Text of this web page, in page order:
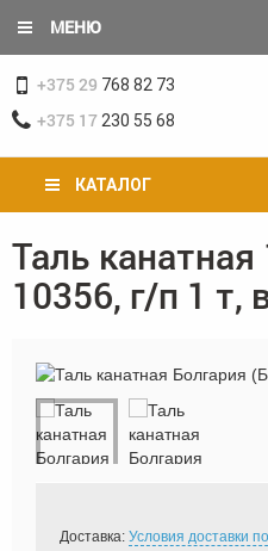
основному
содержанию
МЕНЮ
+375 29 768 82 73
+375 17 230 55 68
КАТАЛОГ
Вы
здесь
Таль
10356, г/п 1 т,
Доставка: Условия доставки